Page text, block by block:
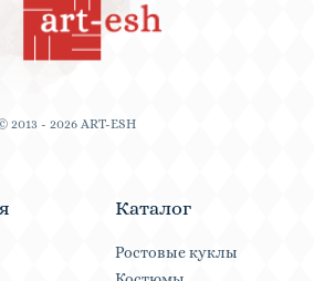
2013 - 2026 ART-ESH
Каталог
Ростовые куклы